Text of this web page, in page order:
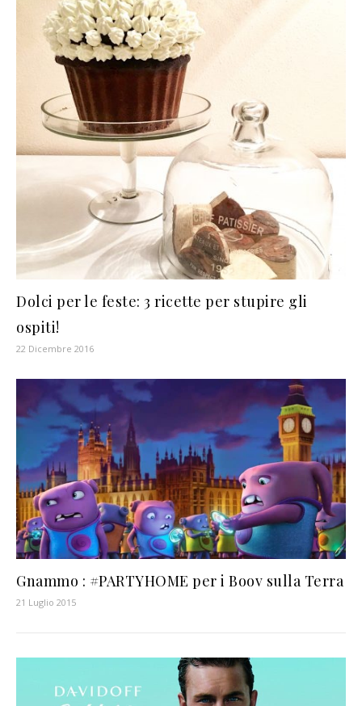
Dolci per le feste: 3 ricette per stupire gli
ospiti!
22 Dicembre 2016
Gnammo : #PARTYHOME per i Boov sulla Terra
21 Luglio 2015